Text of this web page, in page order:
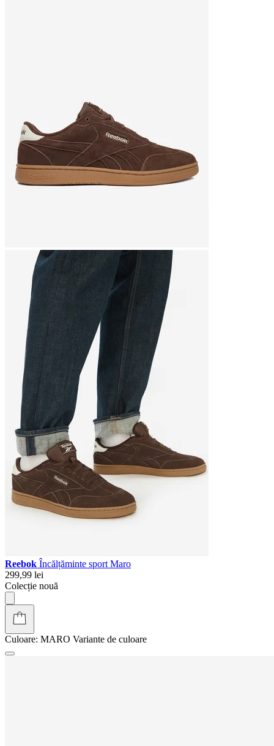
Reebok Încălțăminte sport Maro
299,99 lei
Colecție nouă
Culoare: MARO Variante de culoare